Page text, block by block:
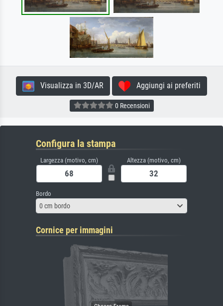
Visualizza in 3D/AR Aggiungi ai preferiti
0 Recensioni
Configura la stampa
Largezza (motivo, cm) Altezza (motivo, cm)
Bordo
0 cm bordo
Cornice per immagini